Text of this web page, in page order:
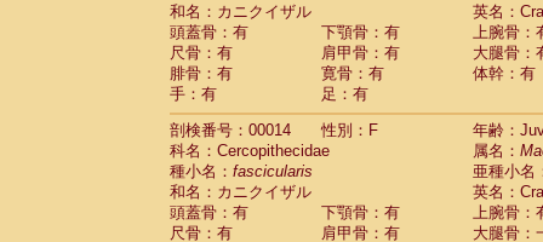
CebidaeSaguinus nigricollis (34)
Cebidae Saguinus oedipus
Cebidae Saguinus weddelli
Cebidae Saguinusspp.
Cebidae Aotus trivirgatus
Cebidae Cebus albifrons
CebidaeCebus apella
CebidaeCebus capucinus
CebidaeCebus nigrivittatus
Cebidae Cebusspp.(0)
Cebidae Saimiri boliviensis
和名：カニクイザル
英名：
頭蓋骨：有
下顎骨：有
上腕骨：
尺骨：有
肩甲骨：有
大腿骨：
腓骨：有
寛骨：有
体幹：有
手：有
足：有
剖検番号：00014
性別：F
年齢：
科名：Cercopithecidae
属名：
種小名： fascicularis
亜種小名
和名：カニクイザル
英名：
頭蓋骨：有
下顎骨：有
上腕骨：
尺骨：有
肩甲骨：有
大腿骨：